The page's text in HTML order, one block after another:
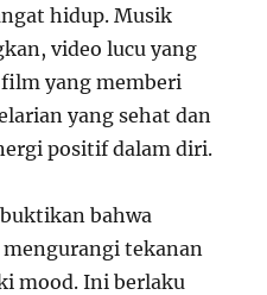
hidup. Musik
video lucu yang
yang memberi
yang sehat dan
positif dalam diri.
bahwa
tekanan
mood. Ini berlaku